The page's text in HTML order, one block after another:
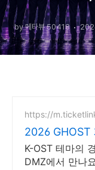
이 수상
by 메타뷰 50418
https://
2026 GHOST
K-OST 테마의
DMZ에서 만나